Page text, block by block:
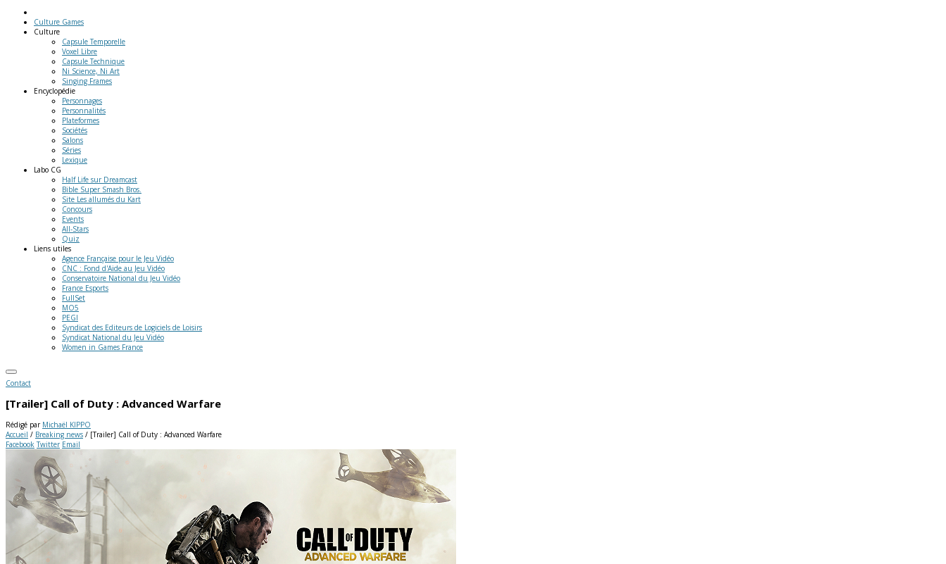
Culture Games
Culture
Capsule Temporelle
Voxel Libre
Capsule Technique
Ni Science, Ni Art
Singing Frames
Encyclopédie
Personnages
Personnalités
Plateformes
Sociétés
Salons
Séries
Lexique
Labo CG
Half Life sur Dreamcast
Bible Super Smash Bros.
Site Les allumés du Kart
Concours
Events
All-Stars
Quiz
Liens utiles
Agence Française pour le Jeu Vidéo
CNC : Fond d'Aide au Jeu Vidéo
Conservatoire National du Jeu Vidéo
France Esports
FullSet
MO5
PEGI
Syndicat des Editeurs de Logiciels de Loisirs
Syndicat National du Jeu Vidéo
Women in Games France
Contact
[Trailer] Call of Duty : Advanced Warfare
Rédigé par Michaël KIPPO
Accueil / Breaking news / [Trailer] Call of Duty : Advanced Warfare
Facebook Twitter Email